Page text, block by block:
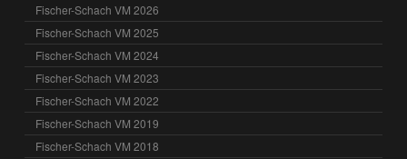
Fischer-Schach VM 2026
Fischer-Schach VM 2025
Fischer-Schach VM 2024
Fischer-Schach VM 2023
Fischer-Schach VM 2022
Fischer-Schach VM 2019
Fischer-Schach VM 2018